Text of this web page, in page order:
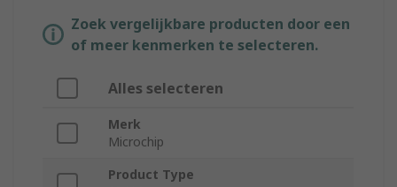
Zoek vergelijkbare producten door een
of meer kenmerken te selecteren.
Alles selecteren
Merk
Microchip
Product Type